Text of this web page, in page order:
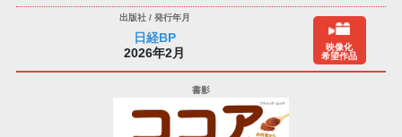
日経BP
2026年2月
映像化
希望作品